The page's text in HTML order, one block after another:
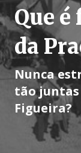
Que
da
Nunca
tão juntas
Figueira?